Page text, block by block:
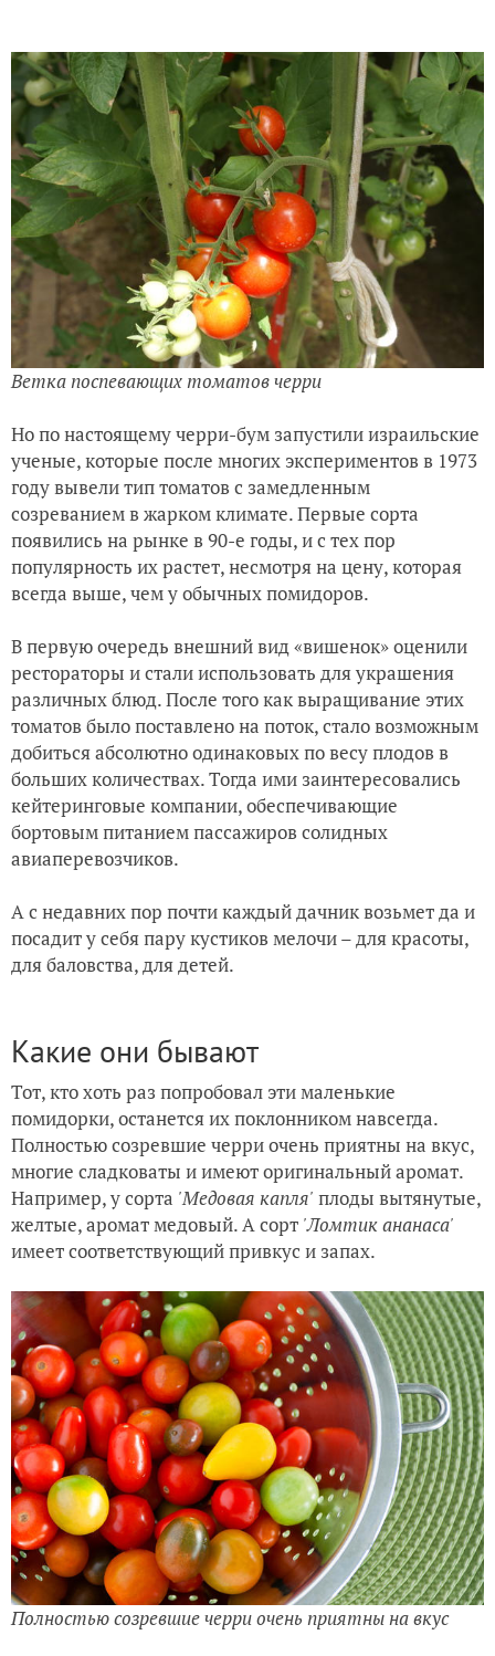
Ветка поспевающих томатов черри
Но по настоящему черри-бум запустили израильские
ученые, которые после многих экспериментов в 1973
году вывели тип томатов с замедленным
созреванием в жарком климате. Первые сорта
появились на рынке в 90-е годы, и с тех пор
популярность их растет, несмотря на цену, которая
всегда выше, чем у обычных помидоров.
В первую очередь внешний вид «вишенок» оценили
рестораторы и стали использовать для украшения
различных блюд. После того как выращивание этих
томатов было поставлено на поток, стало возможным
добиться абсолютно одинаковых по весу плодов в
больших количествах. Тогда ими заинтересовались
кейтеринговые компании, обеспечивающие
бортовым питанием пассажиров солидных
авиаперевозчиков.
А с недавних пор почти каждый дачник возьмет да и
посадит у себя пару кустиков мелочи – для красоты,
для баловства, для детей.
Какие они бывают
Тот, кто хоть раз попробовал эти маленькие
помидорки, останется их поклонником навсегда.
Полностью созревшие черри очень приятны на вкус,
многие сладковаты и имеют оригинальный аромат.
Например, у сорта 'Медовая капля' плоды вытянутые,
желтые, аромат медовый. А сорт 'Ломтик ананаса'
имеет соответствующий привкус и запах.
Полностью созревшие черри очень приятны на вкус